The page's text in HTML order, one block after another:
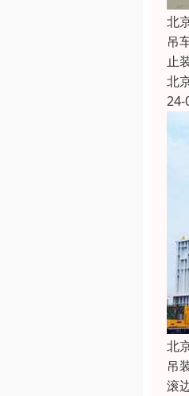
北
吊
止
北
24-
北
吊
滚